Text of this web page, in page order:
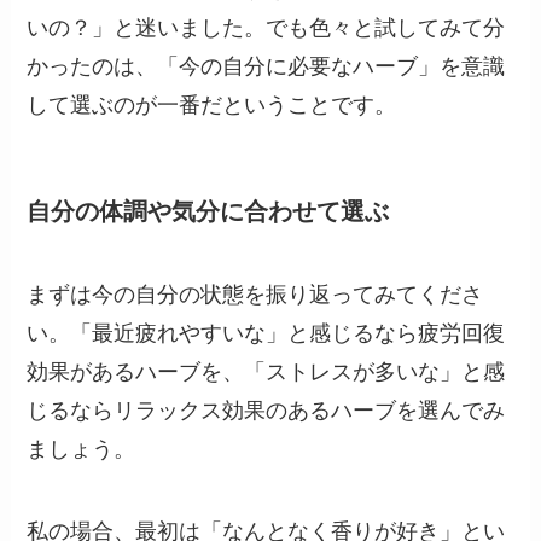
いの？」と迷いました。でも色々と試してみて分
かったのは、「今の自分に必要なハーブ」を意識
して選ぶのが一番だということです。
自分の体調や気分に合わせて選ぶ
まずは今の自分の状態を振り返ってみてくださ
い。「最近疲れやすいな」と感じるなら疲労回復
効果があるハーブを、「ストレスが多いな」と感
じるならリラックス効果のあるハーブを選んでみ
ましょう。
私の場合、最初は「なんとなく香りが好き」とい